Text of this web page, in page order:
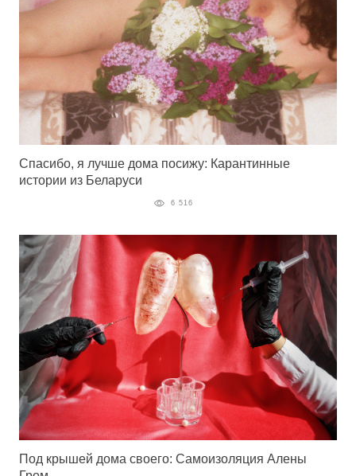
Спасибо, я лучше дома посижу: Карантинные
истории из Беларуси
6 516
Под крышей дома своего: Самоизоляция Алены